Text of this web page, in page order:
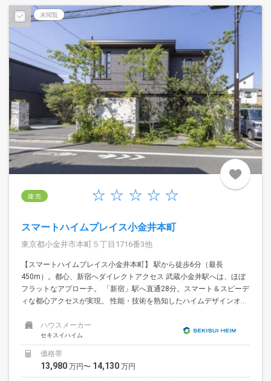
未閲覧
建 売
スマートハイムプレイス小金井本町
東京都小金井市本町５丁目1716番3他
【スマートハイムプレイス小金井本町】 駅から徒歩6分（最長
450m）。都心、新宿へダイレクトアクセス 武蔵小金井駅へは、ほぼ
フラットなアプローチ。 「新宿」駅へ直通28分。スマート＆スピーデ
ィな都心アクセスが実現。 性能・技術を熟知したハイムデザインオ...
ハウスメーカー
セキスイハイム
価格帯
13,980 万円〜 14,130 万円